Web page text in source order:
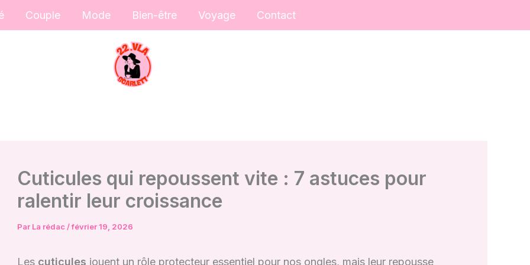
Couple Mode Bien-être Voyage Contact
Cuticules qui repoussent vite : 7 astuces pour
ralentir leur croissance
Par La rédac /février 19, 2026
Les cuticules jouent un rôle protecteur essentiel pour nos ongles, mais leur repousse